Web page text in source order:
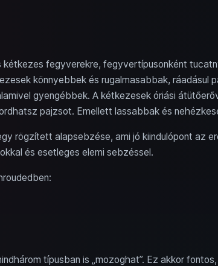
fegyverekre, fegyvertípusonként
könnyebbek és rugalmasabbak, ráadásul
gyengébbek. A kétkezesek óriási
pajzsot. Emellett lassabbak és
rögzített alapsebzése, ami jó kiindulópont az
és esetleges elemi sebzéssel.
típusban is „mozoghat”. Ez akkor